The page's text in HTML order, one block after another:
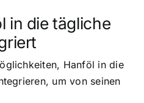
in die tägliche
Hanföl in die
um von seinen